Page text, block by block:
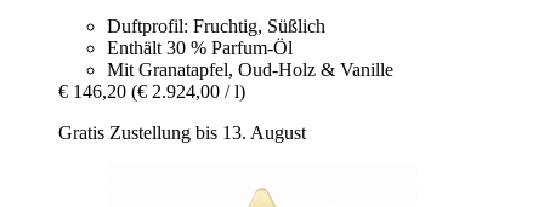
Duftprofil: Fruchtig, Süßlich
Enthält 30 % Parfum-Öl
Mit Granatapfel, Oud-Holz & Vanille
€ 146,20 (€ 2.924,00 / l)
Gratis Zustellung bis 13. August